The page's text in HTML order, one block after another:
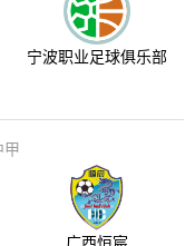
宁波职业足球俱乐部
甲